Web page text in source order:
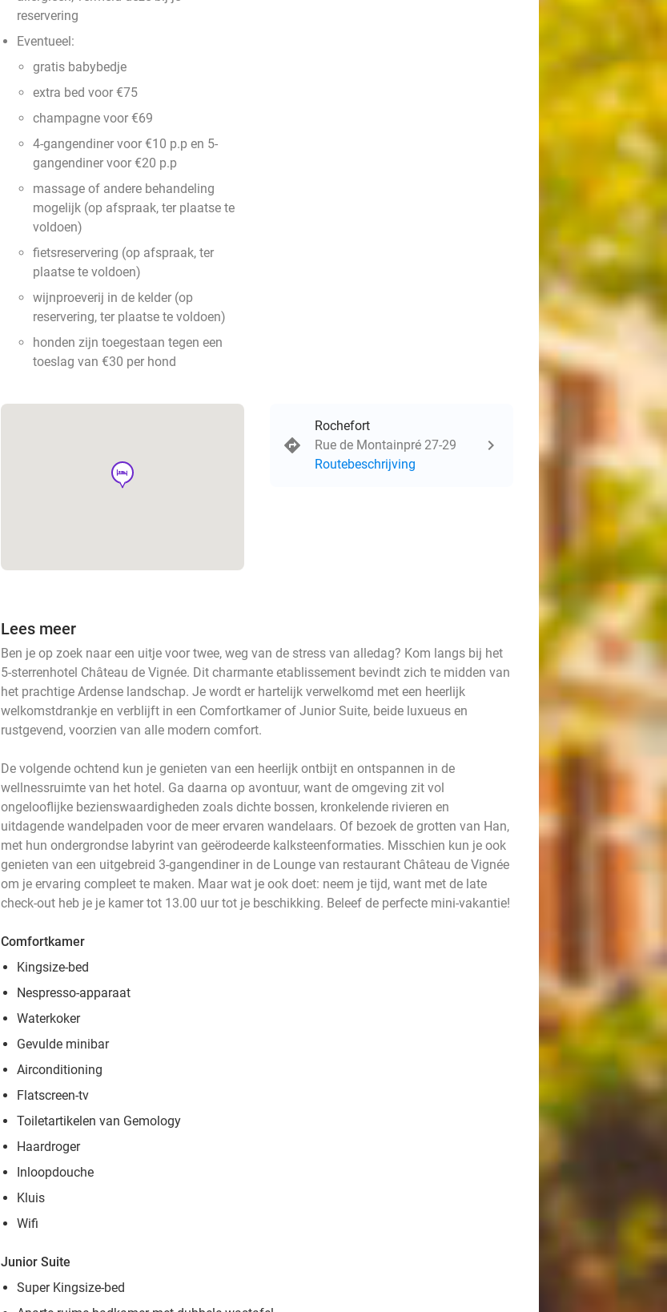
reservering
Eventueel:
gratis babybedje
extra bed voor €75
champagne voor €69
4-gangendiner voor €10 p.p en 5-
gangendiner voor €20 p.p
massage of andere behandeling
mogelijk (op afspraak, ter plaatse te
voldoen)
fietsreservering (op afspraak, ter
plaatse te voldoen)
wijnproeverij in de kelder (op
reservering, ter plaatse te voldoen)
honden zijn toegestaan tegen een
toeslag van €30 per hond
hotel
Rochefort
Rue de Montainpré 27-29
Routebeschrijving
Lees meer
Ben je op zoek naar een uitje voor twee, weg van de stress van alledag? Kom langs bij het
5-sterrenhotel Château de Vignée. Dit charmante etablissement bevindt zich te midden van
het prachtige Ardense landschap. Je wordt er hartelijk verwelkomd met een heerlijk
welkomstdrankje en verblijft in een Comfortkamer of Junior Suite, beide luxueus en
rustgevend, voorzien van alle modern comfort.
De volgende ochtend kun je genieten van een heerlijk ontbijt en ontspannen in de
wellnessruimte van het hotel. Ga daarna op avontuur, want de omgeving zit vol
ongelooflijke bezienswaardigheden zoals dichte bossen, kronkelende rivieren en
uitdagende wandelpaden voor de meer ervaren wandelaars. Of bezoek de grotten van Han,
met hun ondergrondse labyrint van geërodeerde kalksteenformaties. Misschien kun je ook
genieten van een uitgebreid 3-gangendiner in de Lounge van restaurant Château de Vignée
om je ervaring compleet te maken. Maar wat je ook doet: neem je tijd, want met de late
check-out heb je je kamer tot 13.00 uur tot je beschikking. Beleef de perfecte mini-vakantie!
Comfortkamer
Kingsize-bed
Nespresso-apparaat
Waterkoker
Gevulde minibar
Airconditioning
Flatscreen-tv
Toiletartikelen van Gemology
Haardroger
Inloopdouche
Kluis
Wifi
Junior Suite
Super Kingsize-bed